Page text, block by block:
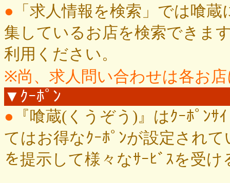
● 「求人情報を検索」では喰
集しているお店を検索できま
利用ください。
※尚、求人問い合わせは各お
▼ｸｰﾎﾟﾝ
● 『喰蔵(くうぞう)』はｸｰﾎﾟﾝ
てはお得なｸｰﾎﾟﾝが設定され
を提示して様々なｻｰﾋﾞｽを受